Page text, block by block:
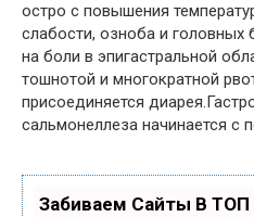
остро с повышения
слабости, озноба и
на боли в эпигастральной
тошнотой и многократной
присоединяется
сальмонеллеза начинается с
Забиваем Сайты В